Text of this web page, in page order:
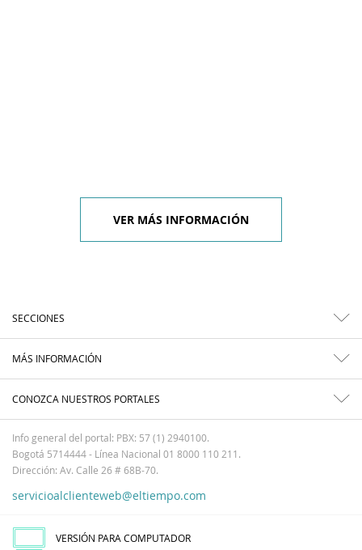
VER MÁS INFORMACIÓN
SECCIONES
MÁS INFORMACIÓN
CONOZCA NUESTROS PORTALES
Info general del portal: PBX: 57 (1) 2940100.
Bogotá 5714444 - Línea Nacional 01 8000 110 211.
Dirección: Av. Calle 26 # 68B-70.
servicioalclienteweb@eltiempo.com
VERSIÓN PARA COMPUTADOR